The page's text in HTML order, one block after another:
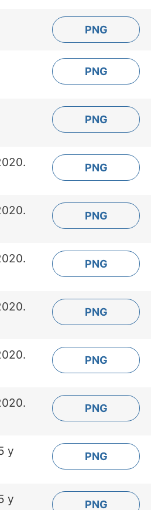
PNG
PNG
PNG
PNG
PNG
PNG
PNG
PNG
PNG
y
PNG
y
PNG